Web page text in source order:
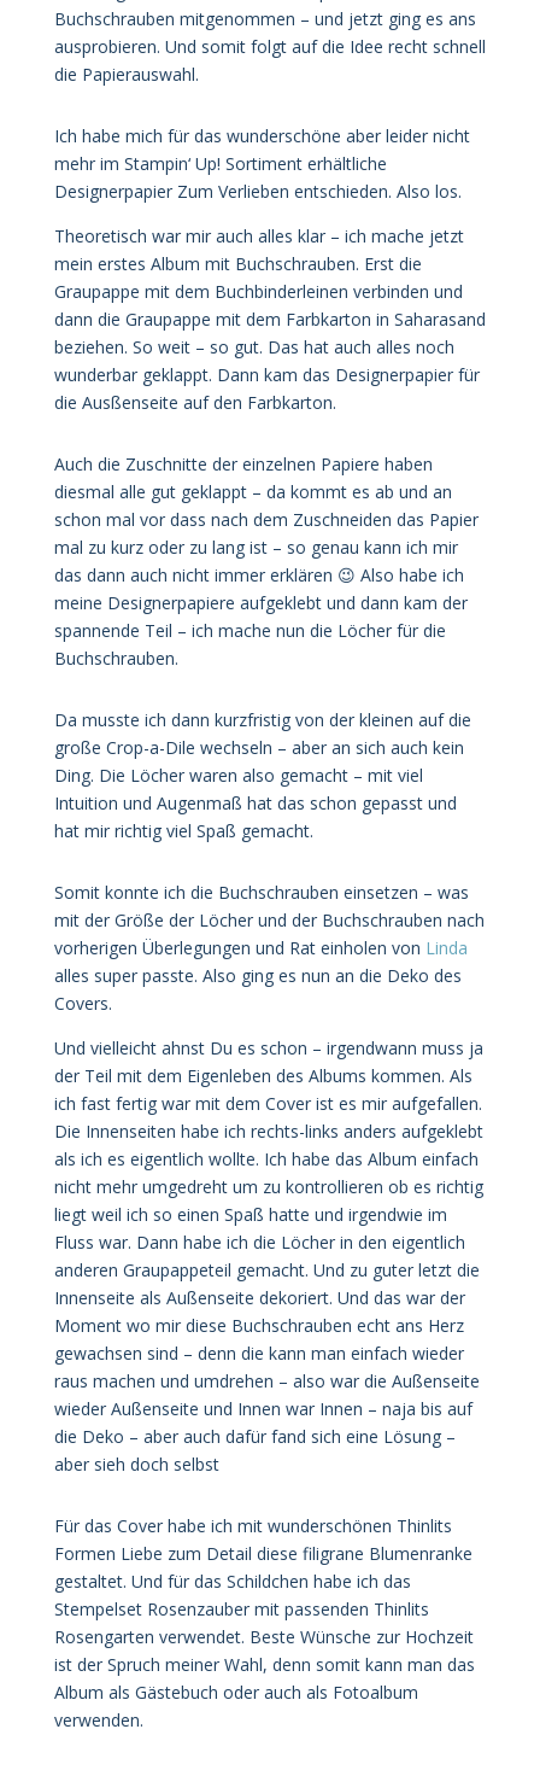
Buchschrauben mitgenommen – und jetzt ging es ans
ausprobieren. Und somit folgt auf die Idee recht schnell
die Papierauswahl.
Ich habe mich für das wunderschöne aber leider nicht
mehr im Stampin‘ Up! Sortiment erhältliche
Designerpapier Zum Verlieben entschieden. Also los.
Theoretisch war mir auch alles klar – ich mache jetzt
mein erstes Album mit Buchschrauben. Erst die
Graupappe mit dem Buchbinderleinen verbinden und
dann die Graupappe mit dem Farbkarton in Saharasand
beziehen. So weit – so gut. Das hat auch alles noch
wunderbar geklappt. Dann kam das Designerpapier für
die Ausßenseite auf den Farbkarton.
Auch die Zuschnitte der einzelnen Papiere haben
diesmal alle gut geklappt – da kommt es ab und an
schon mal vor dass nach dem Zuschneiden das Papier
mal zu kurz oder zu lang ist – so genau kann ich mir
das dann auch nicht immer erklären 😉 Also habe ich
meine Designerpapiere aufgeklebt und dann kam der
spannende Teil – ich mache nun die Löcher für die
Buchschrauben.
Da musste ich dann kurzfristig von der kleinen auf die
große Crop-a-Dile wechseln – aber an sich auch kein
Ding. Die Löcher waren also gemacht – mit viel
Intuition und Augenmaß hat das schon gepasst und
hat mir richtig viel Spaß gemacht.
Somit konnte ich die Buchschrauben einsetzen – was
mit der Größe der Löcher und der Buchschrauben nach
vorherigen Überlegungen und Rat einholen von Linda
alles super passte. Also ging es nun an die Deko des
Covers.
Und vielleicht ahnst Du es schon – irgendwann muss ja
der Teil mit dem Eigenleben des Albums kommen. Als
ich fast fertig war mit dem Cover ist es mir aufgefallen.
Die Innenseiten habe ich rechts-links anders aufgeklebt
als ich es eigentlich wollte. Ich habe das Album einfach
nicht mehr umgedreht um zu kontrollieren ob es richtig
liegt weil ich so einen Spaß hatte und irgendwie im
Fluss war. Dann habe ich die Löcher in den eigentlich
anderen Graupappeteil gemacht. Und zu guter letzt die
Innenseite als Außenseite dekoriert. Und das war der
Moment wo mir diese Buchschrauben echt ans Herz
gewachsen sind – denn die kann man einfach wieder
raus machen und umdrehen – also war die Außenseite
wieder Außenseite und Innen war Innen – naja bis auf
die Deko – aber auch dafür fand sich eine Lösung –
aber sieh doch selbst
Für das Cover habe ich mit wunderschönen Thinlits
Formen Liebe zum Detail diese filigrane Blumenranke
gestaltet. Und für das Schildchen habe ich das
Stempelset Rosenzauber mit passenden Thinlits
Rosengarten verwendet. Beste Wünsche zur Hochzeit
ist der Spruch meiner Wahl, denn somit kann man das
Album als Gästebuch oder auch als Fotoalbum
verwenden.